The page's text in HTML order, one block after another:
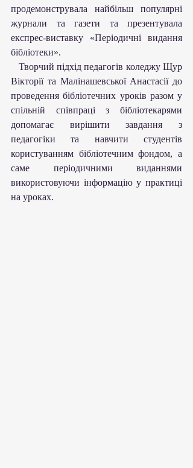
продемонструвала найбільш популярні
журнали та газети та презентувала
експрес-виставку «Періодичні видання
бібліотеки».
Вікторії та Малінашевської Анастасії до
проведення бібліотечних уроків разом у
спільній співпраці з бібліотекарями
допомагає вирішити завдання з
педагогіки та навчити студентів
користуванням бібліотечним фондом, а
саме періодичними виданнями
використовуючи інформацію у практиці
на уроках.